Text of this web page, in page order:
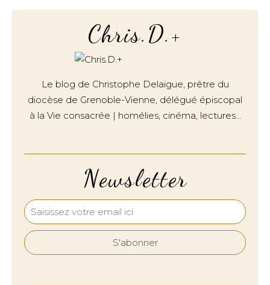
Newsletter
Chris.D.+
Le blog de Christophe Delaigue, prêtre du
diocèse de Grenoble-Vienne, délégué épiscopal
à la Vie consacrée | homélies, cinéma, lectures…